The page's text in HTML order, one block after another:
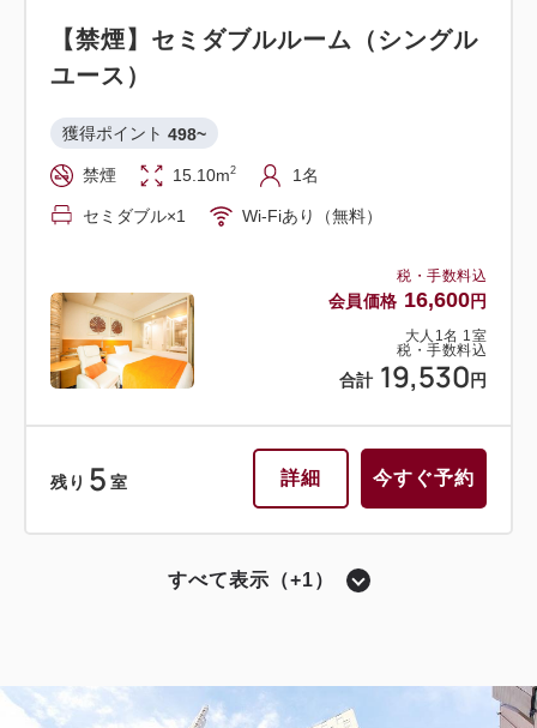
税・手数料込
会員価格 16,600円
大人 1名 1室
税・手数料込
合計 19,530 円
【禁煙】セミダブルルーム（シングル
ユース）
獲得ポイント 498~
禁煙 15.10m2 1名
セミダブル×1 Wi-Fiあり（無料）
残り 5 室 詳細 今すぐ予約
【禁煙】セミダブルルーム
すべて表示（+1）